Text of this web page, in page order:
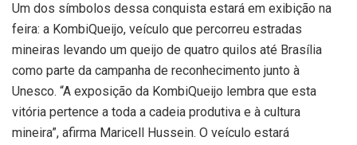
Um dos símbolos dessa conquista estará em exibição na
feira: a KombiQueijo, veículo que percorreu estradas
mineiras levando um queijo de quatro quilos até Brasília
como parte da campanha de reconhecimento junto à
Unesco. “A exposição da KombiQueijo lembra que esta
vitória pertence a toda a cadeia produtiva e à cultura
mineira”, afirma Maricell Hussein. O veículo estará